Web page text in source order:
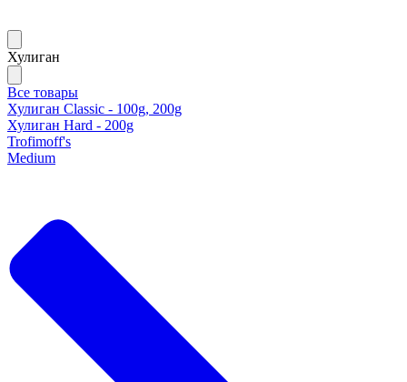
Хулиган
Все товары
Хулиган Classic - 100g, 200g
Хулиган Hard - 200g
Trofimoff's
Medium